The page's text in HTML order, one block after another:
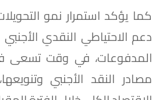
كما يؤكد استمرار نمو
دعم الاحتياطي النقدي الأجنبي
المدفوعات، في وقت تسعى
مصادر النقد الأجنبي